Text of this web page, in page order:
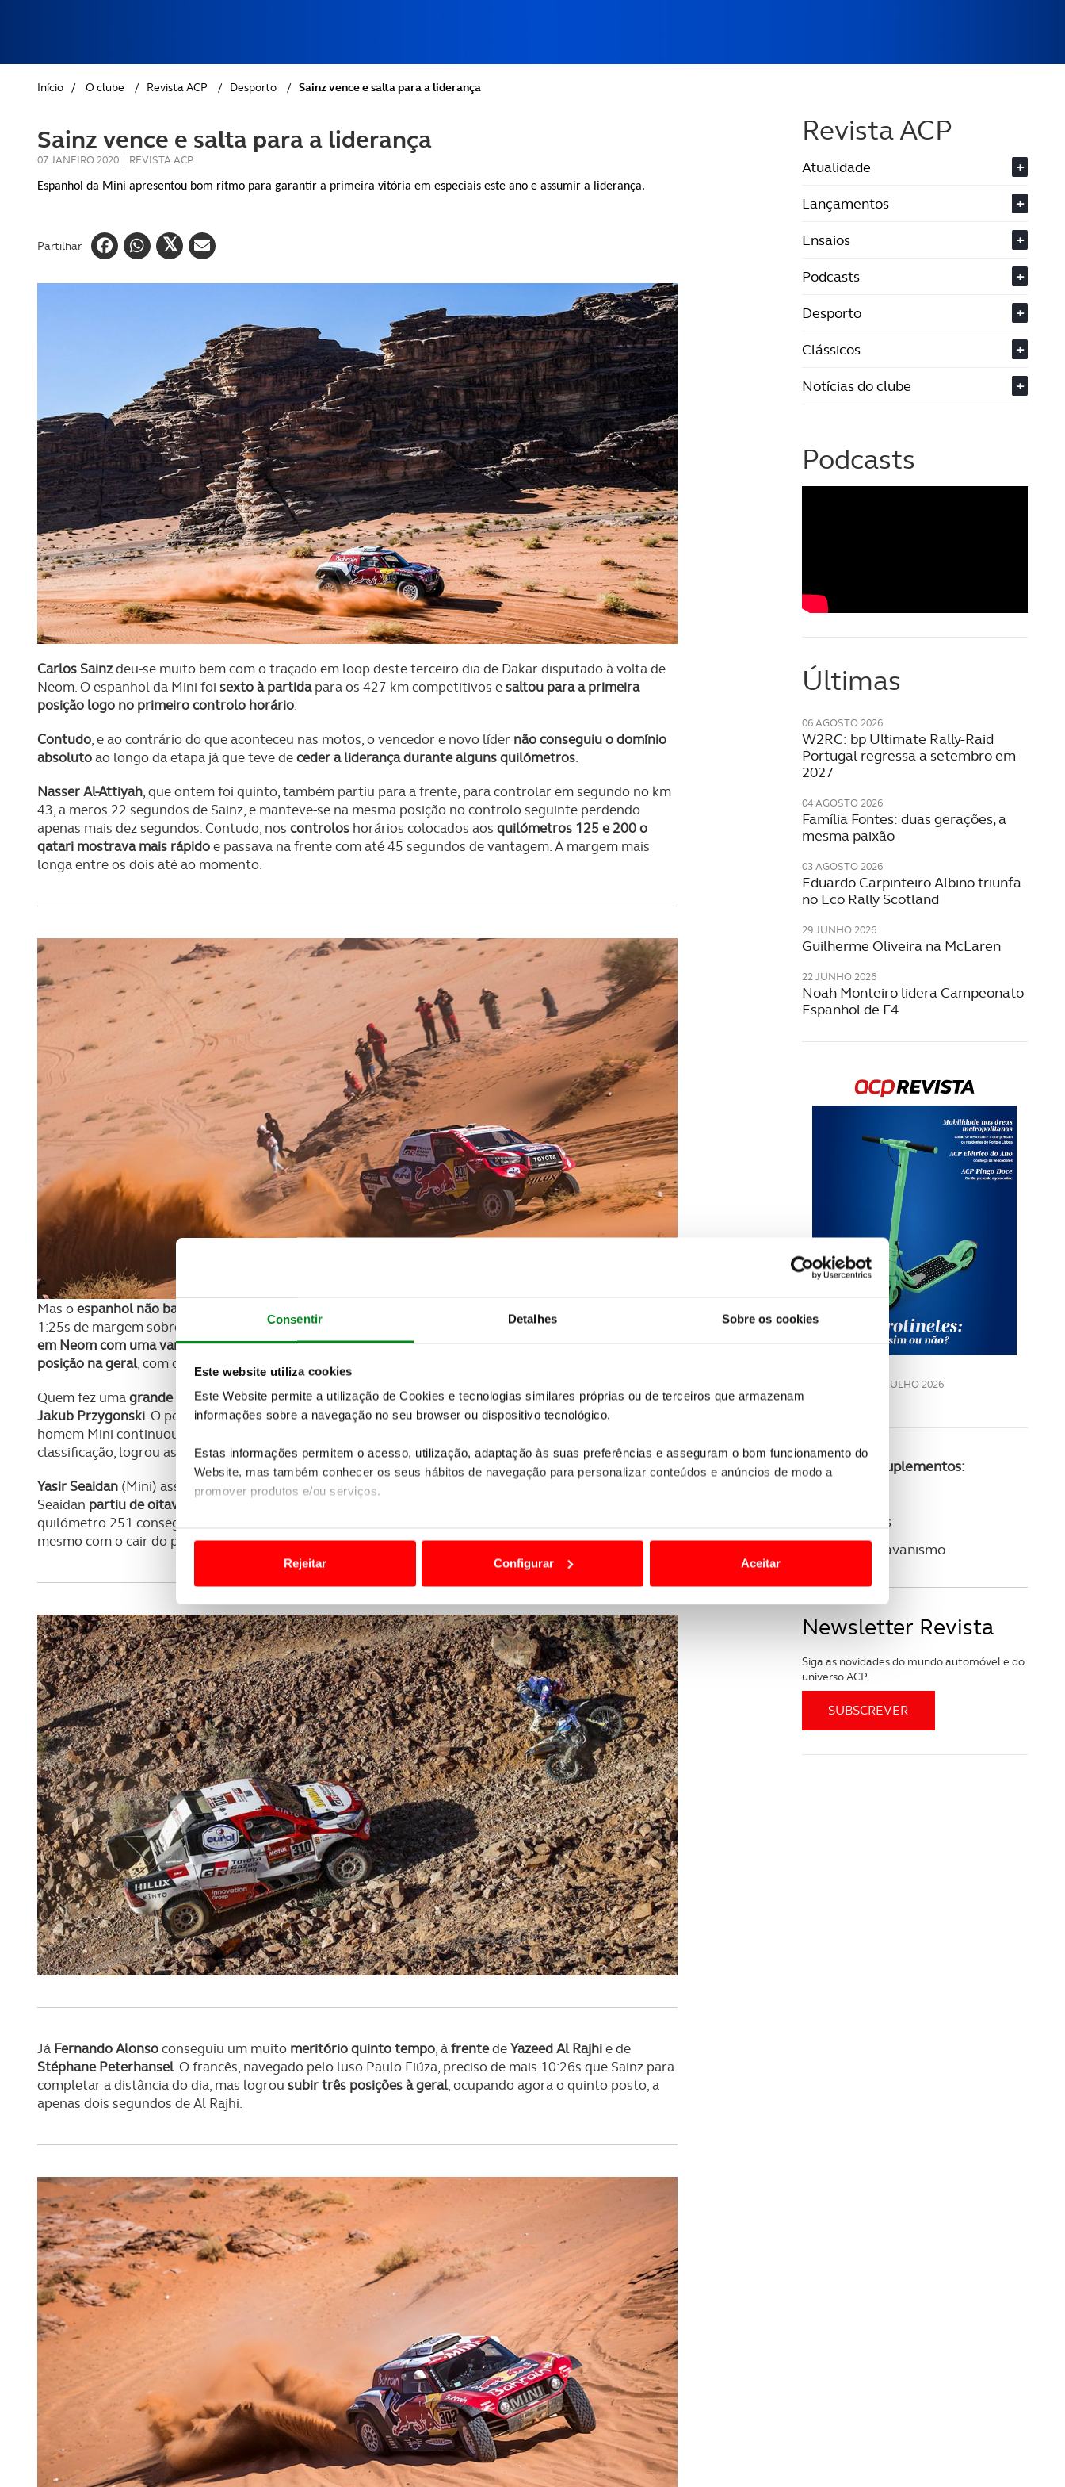
Consentir Detalhes Sobre os cookies
Este website utiliza cookies
Este Website permite a utilização de Cookies e tecnologias similares próprias ou de terceiros que armazenam
informações sobre a navegação no seu browser ou dispositivo tecnológico.
Estas informações permitem o acesso, utilização, adaptação às suas preferências e asseguram o bom funcionamento do
Website, mas também conhecer os seus hábitos de navegação para personalizar conteúdos e anúncios de modo a
promover produtos e/ou serviços.
Usamos cookies para melhorar a sua experiência digital, personalizar conteúdos e anúncios, para lhe proporcionar
funcionalidades de redes sociais, bem como para analisar dados de navegação no nosso website.
Adicionalmente partilhamos informação, relativa à sua utilização do nosso site de publicidade e de análise, com parceiros
e organizações na UE e em países terceiros.
O ACP garantirá que as transferências internacionais de dados pessoais serão realizadas apenas com o seu
consentimento e quando tal se afigure estritamente necessário no contexto dos serviços a prestar.
Realçamos que o bloqueio de certo tipo de Cookies e tecnologias similares pode ter impacto na sua experiência de
navegação no Website e nos serviços disponibilizados.
Consulte a política de cookies do site.
Rejeitar Configurar Aceitar
GOLFE
AUTOCARAVANISMO
Início / O clube / Revista ACP / Desporto / Sainz vence e salta para a liderança
Sainz vence e salta para a liderança
07 JANEIRO 2020 | REVISTA ACP
Espanhol da Mini apresentou bom ritmo para garantir a primeira vitória em especiais este ano e assumir a liderança.
Partilhar
Carlos Sainzdeu-se muito bem com o traçado em loop deste terceiro dia de Dakar disputado à volta de
Neom. O espanhol da Mini foi sexto à partidapara os 427 km competitivos esaltou para a primeira
posição logo no primeiro controlo horário.
Contudo, e ao contrário do que aconteceu nas motos, o vencedor e novo líder não conseguiu o domínio
absolutoao longo da etapa já que teve deceder a liderança durante alguns quilómetros.
Nasser Al-Attiyah, que ontem foi quinto, também partiu para a frente, para controlar em segundo no km
43, a meros 22 segundos de Sainz, e manteve-se na mesma posição no controlo seguinte perdendo
apenas mais dez segundos. Contudo, nos controlos horários colocados aos quilómetros 125 e 200 o
qatari mostrava mais rápidoe passava na frente com até 45 segundos de vantagem. A margem mais
longa entre os dois até ao momento.
Mas oespanhol não baixou os braços e recuperou a liderança passados 51 quilómetros
1:25s de margem sobre o rival da Toyota. Sainz continuou então a aumentar o ritmo para
em Neom com uma vantagem de 3:31s sobre Nasser. Um resultado que permitiu a
posição na geral, com o antigo Campeão do Mundo de Ralis a liderar com 4:55s de intervalo para Nasser.
Quem fez umagrande prova hoje, apesar de estar já totalmente fora das contas da luta pela vitória, foi
Jakub Przygonski. O polaco que ontem foi 21º arrancou ao ataque para controlar em 12º ao km 43. O
homem Mini continuou a rodar forte para entrar no Top 6 pouco depois e, após altos e baixos na
classificação, logrou assinar oterceiro melhor tempo do dia.
Yasir Seaidan (Mini) assinou um positivoquarto lugar, mas a tarefa não foi fácil para o piloto da casa
Seaidan partiu de oitavo, mas depressa caiu para 20º e a recuperação foi morosa. Só ao cabo do
quilómetro 251 conseguiu melhorar face à largada para a jornada e o quarto posto final só surgiu
mesmo com o cair do pano.
Já Fernando Alonsoconseguiu um muito meritório quinto tempo, àfrentedeYazeed Al Rajhie de
Stéphane Peterhansel. O francês, navegado pelo luso Paulo Fiúza, preciso de mais 10:26s que Sainz para
completar a distância do dia, mas logrou subir três posições à geral, ocupando agora o quinto posto, a
apenas dois segundos de Al Rajhi.
Revista ACP
Atualidade
+
Lançamentos
+
Ensaios
+
Podcasts
+
Desporto
+
Clássicos
+
Notícias do clube
+
Podcasts
Últimas
06 AGOSTO 2026
W2RC: bp Ultimate Rally-Raid
Portugal regressa a setembro em
2027
04 AGOSTO 2026
Família Fontes: duas gerações, a
mesma paixão
03 AGOSTO 2026
Eduardo Carpinteiro Albino triunfa
no Eco Rally Scotland
29 JUNHO 2026
Guilherme Oliveira na McLaren
22 JUNHO 2026
Noah Monteiro lidera Campeonato
Espanhol de F4
JULHO 2026
Consulte os suplementos:
ACP Clássicos
ACP Autocaravanismo
Newsletter Revista
Siga as novidades do mundo automóvel e do
universo ACP.